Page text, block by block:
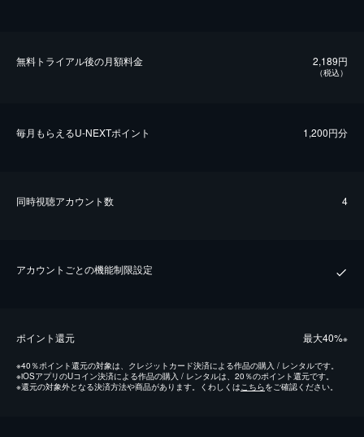
無料トライアル後の⽉額料金 2,189円
（税込）
毎⽉もらえるU-NEXTポイント 1,200円分
同時視聴アカウント数 4
アカウントごとの機能制限設定
ポイント還元 最⼤40%※
※40％ポイント還元の対象は、クレジットカード決済による作品の購入 / レンタルです。
※iOSアプリのUコイン決済による作品の購入 / レンタルは、20％のポイント還元です。
※還元の対象外となる決済方法や商品があります。くわしくはこちらをご確認ください。